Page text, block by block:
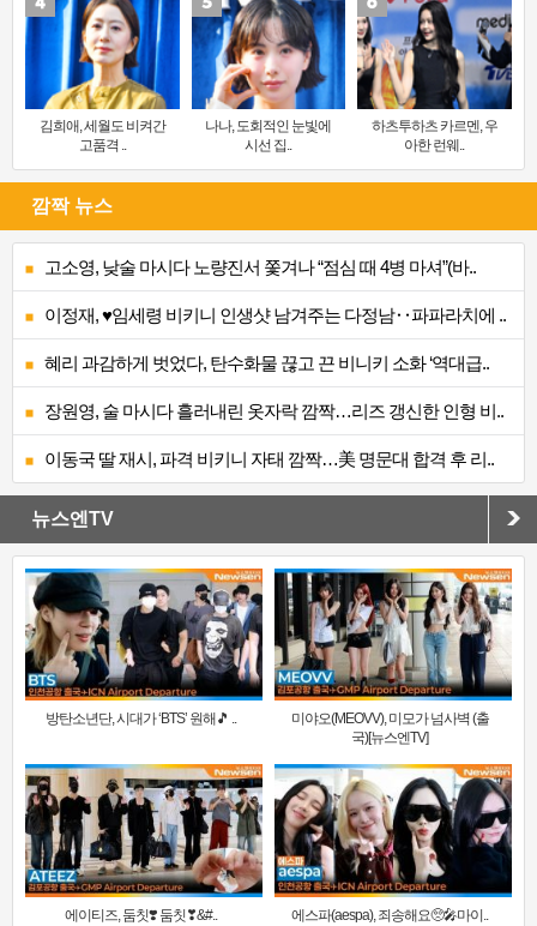
김희애, 세월도 비켜간
고품격 ..
나나, 도회적인 눈빛에
시선 집..
하츠투하츠 카르멘, 우
아한 런웨..
깜짝 뉴스
고소영, 낮술 마시다 노량진서 쫓겨나 “점심 때 4병 마셔”(바..
이정재, ♥임세령 비키니 인생샷 남겨주는 다정남‥파파라치에 ..
혜리 과감하게 벗었다, 탄수화물 끊고 끈 비니키 소화 ‘역대급..
장원영, 술 마시다 흘러내린 옷자락 깜짝…리즈 갱신한 인형 비..
이동국 딸 재시, 파격 비키니 자태 깜짝…美 명문대 합격 후 리..
뉴스엔TV
방탄소년단, 시대가 ‘BTS’ 원해🎵 ..
미야오(MEOVV), 미모가 넘사벽 (출
국)[뉴스엔TV]
에이티즈, 둠칫❣️ 둠칫❣&#.. 에스파(aespa), 죄송해요🥺🎤마이..